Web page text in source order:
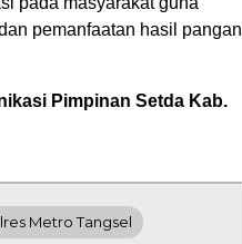
pemanfaatan hasil pangan
Pimpinan Setda Kab.
Metro Tangsel